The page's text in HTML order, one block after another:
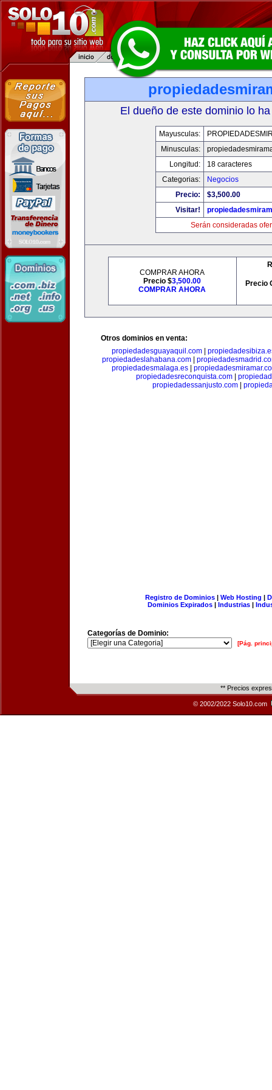
El dueño de este dominio lo
Mayusculas:
Minusculas:
Longitud:
18 caracteres
Categorias:
Negocios
Precio:
$3,500.00
Visitar!
Serán consideradas
COMPRAR AHORA
Precio $3,500.00
COMPRAR AHORA
Precio
Otros dominios en venta:
propiedadesguayaquil.com
propiedadeslahabana.com|
propiedadesmalaga.es|
propiedadesreconquista.com
propiedadessanjusto.com
Registro de Dominios| Web Hosting |
Dominios Expirados | Industrias |
Categorías de Dominio:
[Pág.
** Precios
© 2002/2022 Solo10.com